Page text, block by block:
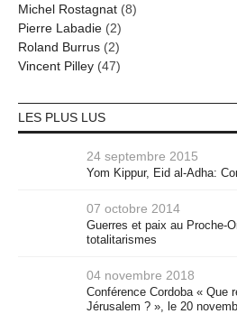
Michel Rostagnat (8)
Pierre Labadie (2)
Roland Burrus (2)
Vincent Pilley (47)
LES PLUS LUS
24 septembre 2015
Yom Kippur, Eid al-Adha:
07 octobre 2014
Guerres et paix au Proche-
totalitarismes
04 novembre 2018
Conférence Cordoba « Que
Jérusalem ? », le 20